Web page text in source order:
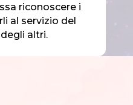
riconoscere i
al servizio del
altri.